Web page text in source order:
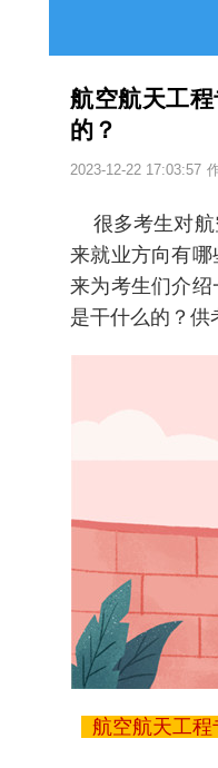
航空航天工
的？
2023-12-22 17:03:57
很多考生对航
来就业方向有
来为考生们介
是干什么的？供
航空航天工程